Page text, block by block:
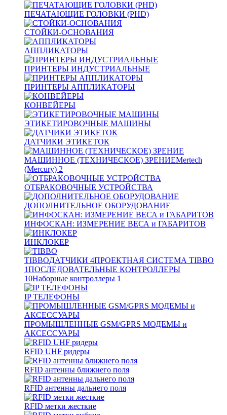
ПЕЧАТАЮЩИЕ ГОЛОВКИ (PHD)
СТОЙКИ-ОСНОВАНИЯ
АППЛИКАТОРЫ
ПРИНТЕРЫ ИНДУСТРИАЛЬНЫЕ
ПРИНТЕРЫ АППЛИКАТОРЫ
КОНВЕЙЕРЫ
ЭТИКЕТИРОВОЧНЫЕ МАШИНЫ
ДАТЧИКИ ЭТИКЕТОК
МАШИННОЕ (ТЕХНИЧЕСКОЕ) ЗРЕНИЕMertech
(Mercury) 2
ОТБРАКОВОЧНЫЕ УСТРОЙСТВА
ДОПОЛНИТЕЛЬНОЕ ОБОРУДОВАНИЕ
ИНФОСКАН: ИЗМЕРЕНИЕ ВЕСА и ГАБАРИТОВ
ИНКЛОКЕР
TIBBOДАТЧИКИ 4ПРОЕКТНАЯ СИСТЕМА TIBBO
1ПОСЛЕДОВАТЕЛЬНЫЕ КОНТРОЛЛЕРЫ
10Наборные контроллеры 1
IP ТЕЛЕФОНЫ
ПРОМЫШЛЕННЫЕ GSM/GPRS МОДЕМЫ и
АКСЕССУАРЫ
RFID UHF ридеры
RFID антенны ближнего поля
RFID антенны дальнего поля
RFID метки жесткие